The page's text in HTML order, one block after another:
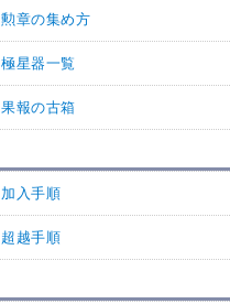
勲章の集め方
極星器一覧
果報の古箱
加入手順
超越手順